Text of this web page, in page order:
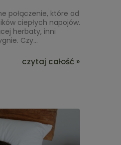
połączenie, które od
ciepłych napojów.
herbaty, inni
Czy
W tym artykule
dotyczącym
czytaj całość »